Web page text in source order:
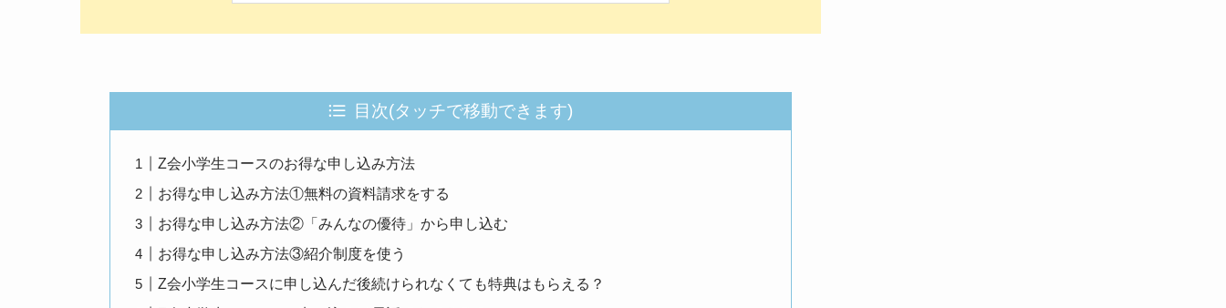
目次(タッチで移動できます)
Z会小学生コースのお得な申し込み方法
お得な申し込み方法①無料の資料請求をする
お得な申し込み方法②「みんなの優待」から申し込む
お得な申し込み方法③紹介制度を使う
Z会小学生コースに申し込んだ後続けられなくても特典はもらえる？